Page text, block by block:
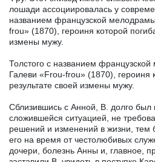
лошади ассоциировалась у
названием французской
frou» (1870), героиня которой
измены мужу.
Толстого с названием
Галеви «Frou-frou» (1870), героиня
результате своей измены мужу.
Сблизившись с Анной, В. долго был
сложившейся ситуацией, не
решений и изменений в жизни, тем
его на время от честолюбивых
дочери, болезнь Анны и, главное,